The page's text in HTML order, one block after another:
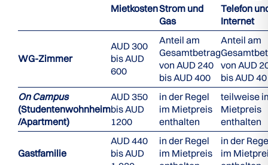
MietkostenStrom und
Gas
Telefon
Internet
WG-Zimmer
AUD 300
bis AUD
600
Anteil am
Gesamtbetrag
von AUD 240
bis AUD 400
Anteil am
von AUD
bis AUD 40
On Campus
(Studentenwohnheim
/Apartment)
AUD 350
bis AUD
1200
in der Regel
im Mietpreis
enthalten
teilweise
Mietpreis
enthalten
Gastfamilie
AUD 440
bis AUD
in der Regel
im Mietpreis
in der
im